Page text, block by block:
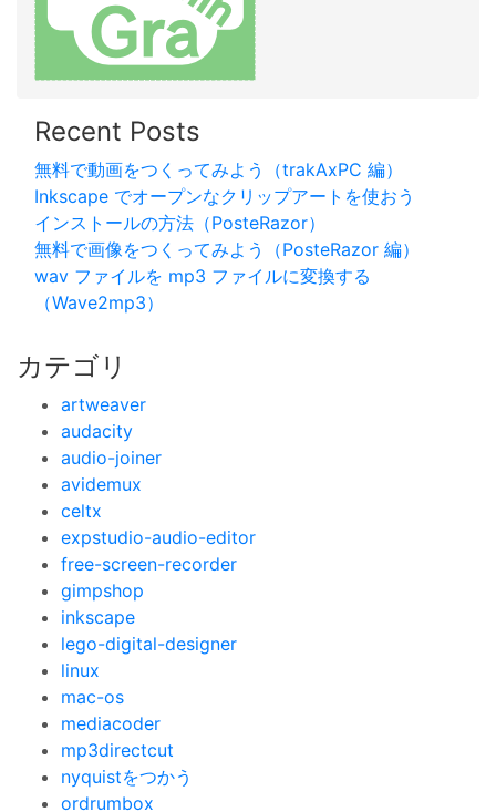
Recent Posts
無料で動画をつくってみよう（trakAxPC 編）
Inkscape でオープンなクリップアートを使おう
インストールの方法（PosteRazor）
無料で画像をつくってみよう（PosteRazor 編）
wav ファイルを mp3 ファイルに変換する
（Wave2mp3）
カテゴリ
artweaver
audacity
audio-joiner
avidemux
celtx
expstudio-audio-editor
free-screen-recorder
gimpshop
inkscape
lego-digital-designer
linux
mac-os
mediacoder
mp3directcut
nyquistをつかう
ordrumbox